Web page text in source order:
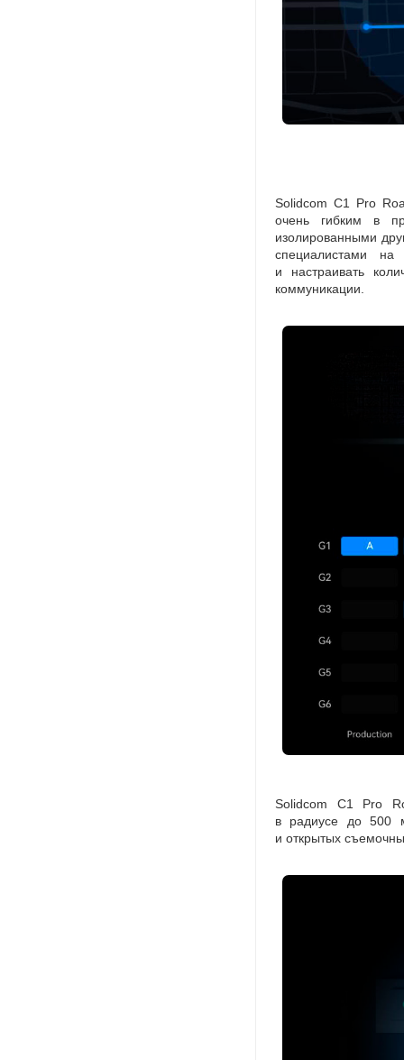
Solidcom C1 Pro
очень гибким в
изолированными
специалистами
и настраивать
коммуникации.
Solidcom C1 Pro
в радиусе до 500
и открытых